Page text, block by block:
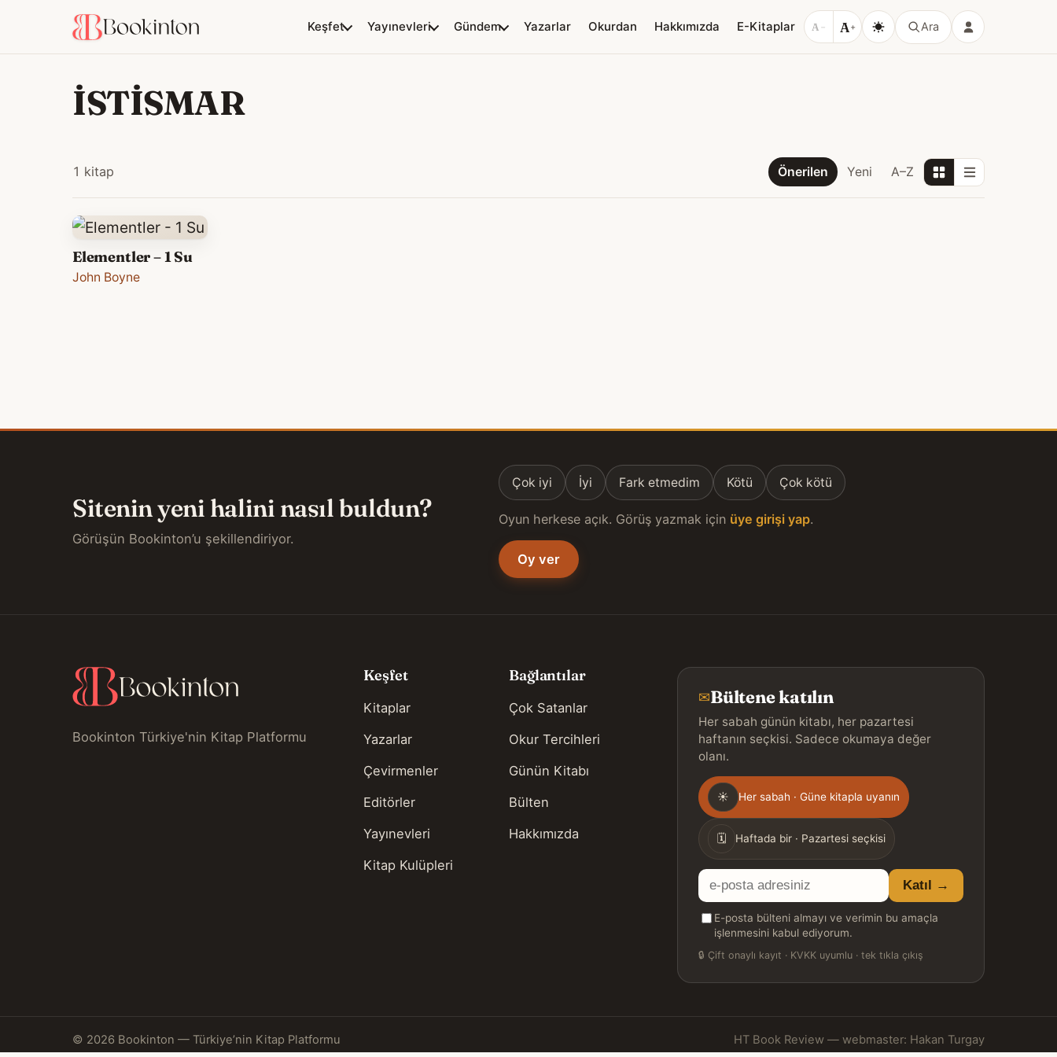
Keşfet Yayınevleri Gündem Yazarlar Okurdan Hakkımızda E-Kitaplar A − A+ Ara
İSTİSMAR
1 kitap Önerilen Yeni A–Z
Elementler – 1 Su
John Boyne
Sitenin yeni halini nasıl buldun?
Görüşün Bookinton’u şekillendiriyor.
Çok iyi İyi Fark etmedim Kötü Çok kötü
Oyun herkese açık. Görüş yazmak için üye girişi yap.
Oy ver
Bookinton Türkiye'nin Kitap Platformu
Keşfet
Kitaplar
Yazarlar
Çevirmenler
Editörler
Yayınevleri
Kitap Kulüpleri
Bağlantılar
Çok Satanlar
Okur Tercihleri
Günün Kitabı
Bülten
Hakkımızda
✉Bültene katılın
Her sabah günün kitabı, her pazartesi
haftanın seçkisi. Sadece okumaya değer
olanı.
Gönderim
sıklığı
☀ Her sabah · Güne kitapla uyanın
🗓 Haftada bir · Pazartesi seçkisi
E-
posta
adresiniz
Katıl →
E-posta bülteni almayı ve verimin bu amaçla
işlenmesini kabul ediyorum.
🔒 Çift onaylı kayıt · KVKK uyumlu · tek tıkla çıkış
© 2026 Bookinton — Türkiye’nin Kitap Platformu HT Book Review — webmaster: Hakan Turgay